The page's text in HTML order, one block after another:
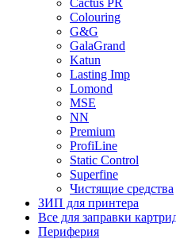
Cactus PR
Colouring
G&G
GalaGrand
Katun
Lasting Imp
Lomond
MSE
NN
Premium
ProfiLine
Static Control
Superfine
Чистящие средства
ЗИП для принтера
Все для заправки
Периферия